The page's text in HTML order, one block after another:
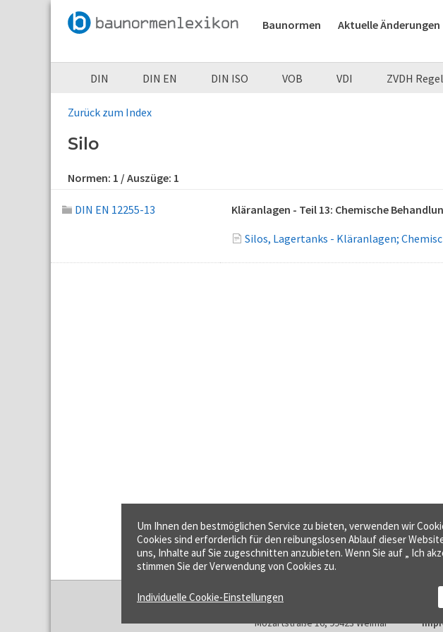
Baunormen Aktuelle Änderungen
DIN DIN EN DIN ISO VOB VDI ZVDH
Zurück zum Index
Silo
Normen: 1 / Auszüge: 1
DIN EN 12255-13 Kläranlagen - Teil 13: Chemische
Silos, Lagertanks - Kläranlagen;
f:data GmbH
Mozartstraße 16, 99423 Weimar
Um Ihnen den bestmöglichen Service zu bieten, verwenden wir
Cookies sind erforderlich für den reibungslosen Ablauf dieser
uns, Inhalte auf Sie zugeschnitten anzubieten. Wenn Sie auf „ Ich
stimmen Sie der Verwendung von Cookies zu.
Individuelle Cookie-Einstellungen